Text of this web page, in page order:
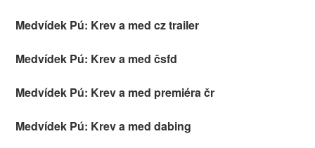
Medvídek Pú: Krev a med cz trailer
Medvídek Pú: Krev a med čsfd
Medvídek Pú: Krev a med premiéra čr
Medvídek Pú: Krev a med dabing